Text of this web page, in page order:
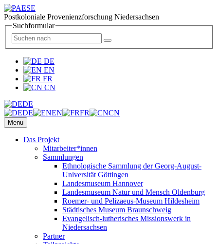
Postkoloniale Provenienzforschung Niedersachsen
Suchformular
DE
EN
FR
CN
DE
DE
EN FR CN
Menu
Das Projekt
Mitarbeiter*innen
Sammlungen
Ethnologische Sammlung der Georg-August-
Universität Göttingen
Landesmuseum Hannover
Landesmuseum Natur und Mensch Oldenburg
Roemer- und Pelizaeus-Museum Hildesheim
Städtisches Museum Braunschweig
Evangelisch-lutherisches Missionswerk in
Niedersachsen
Partner